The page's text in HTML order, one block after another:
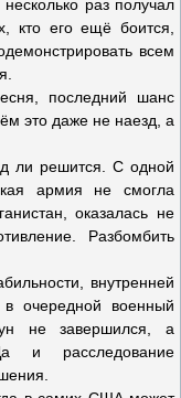
раз получал
кто его ещё боится,
всем
последний шанс
это даже не наезд, а
ли решится. С одной
армия не смогла
оказалась не
Разбомбить
внутренней
очередной военный
не завершился, а
и расследование